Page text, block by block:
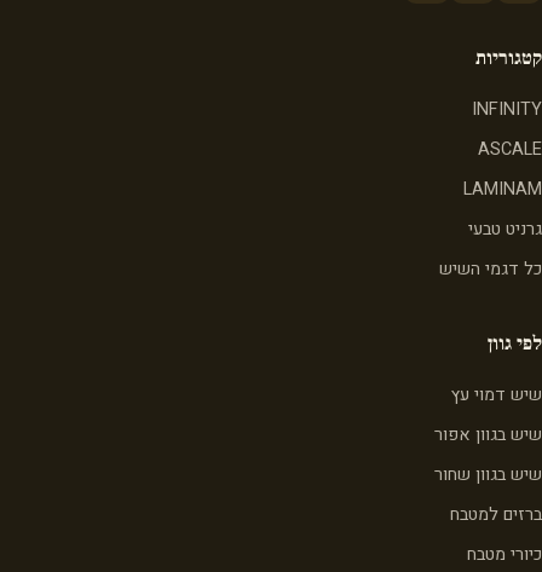
קטגוריות
INFINITY
ASCALE
LAMINAM
גרניט טבעי
כל דגמי השיש
לפי גוון
שיש דמוי עץ
שיש בגוון אפור
שיש בגוון שחור
ברזים למטבח
כיורי מטבח